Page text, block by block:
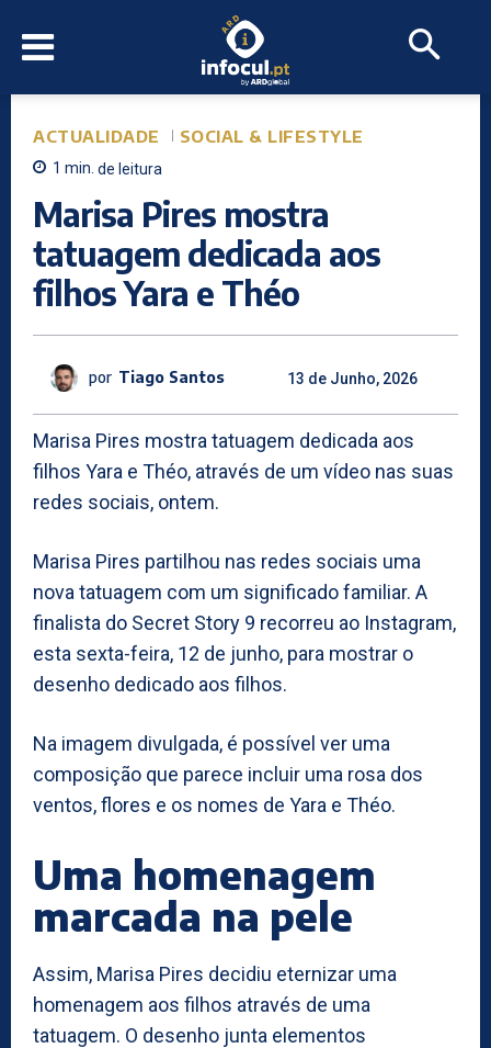
ACTUALIDADE SOCIAL & LIFESTYLE
1 min. de leitura
Marisa Pires mostra
tatuagem dedicada aos
filhos Yara e Théo
por Tiago Santos 13 de Junho, 2026
Marisa Pires mostra tatuagem dedicada aos
filhos Yara e Théo, através de um vídeo nas suas
redes sociais, ontem.
Marisa Pires partilhou nas redes sociais uma
nova tatuagem com um significado familiar. A
finalista do Secret Story 9 recorreu ao Instagram,
esta sexta-feira, 12 de junho, para mostrar o
desenho dedicado aos filhos.
Na imagem divulgada, é possível ver uma
composição que parece incluir uma rosa dos
ventos, flores e os nomes de Yara e Théo.
Uma homenagem
marcada na pele
Assim, Marisa Pires decidiu eternizar uma
homenagem aos filhos através de uma
tatuagem. O desenho junta elementos